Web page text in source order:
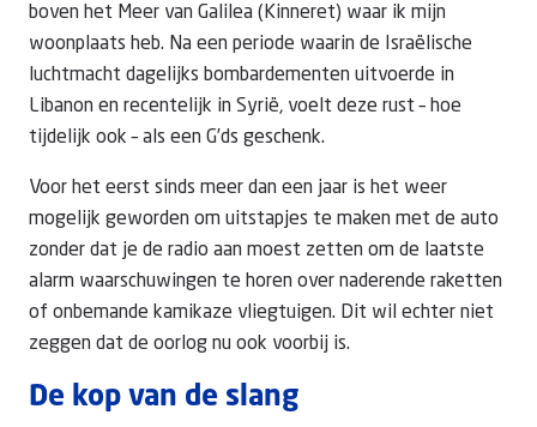
boven het Meer van Galilea (Kinneret) waar ik mijn
woonplaats heb. Na een periode waarin de Israëlische
luchtmacht dagelijks bombardementen uitvoerde in
Libanon en recentelijk in Syrië, voelt deze rust – hoe
tijdelijk ook – als een G’ds geschenk.
Voor het eerst sinds meer dan een jaar is het weer
mogelijk geworden om uitstapjes te maken met de auto
zonder dat je de radio aan moest zetten om de laatste
alarm waarschuwingen te horen over naderende raketten
of onbemande kamikaze vliegtuigen. Dit wil echter niet
zeggen dat de oorlog nu ook voorbij is.
De kop van de slang